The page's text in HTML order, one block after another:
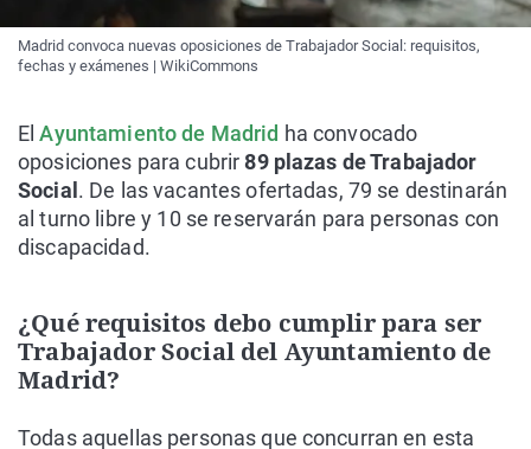
Madrid convoca nuevas oposiciones de Trabajador Social: requisitos,
fechas y exámenes | WikiCommons
ElAyuntamiento de Madrid ha convocado
oposiciones para cubrir89 plazas de Trabajador
Social . De las vacantes ofertadas, 79 se destinarán
al turno libre y 10 se reservarán para personas con
discapacidad.
¿Qué requisitos debo cumplir para ser
Trabajador Social del Ayuntamiento de
Madrid?
Todas aquellas personas que concurran en esta